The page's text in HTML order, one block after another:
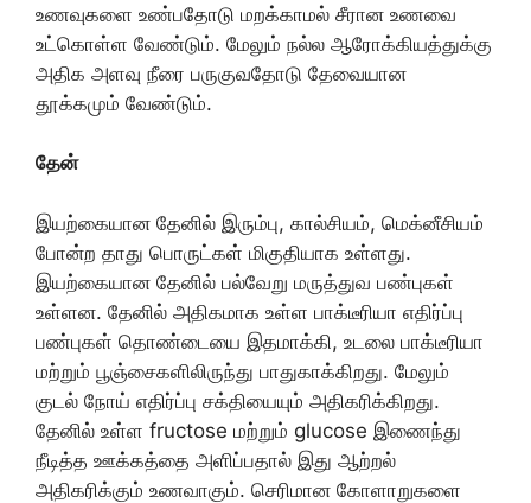
உணவுகளை உண்பதோடு மறக்காமல் சீரான உணவை
உட்கொள்ள வேண்டும். மேலும் நல்ல ஆரோக்கியத்துக்கு
அதிக அளவு நீரை பருகுவதோடு தேவையான
தூக்கமும் வேண்டும்.
தேன்
இயற்கையான தேனில் இரும்பு, கால்சியம், மெக்னீசியம்
போன்ற தாது பொருட்கள் மிகுதியாக உள்ளது.
இயற்கையான தேனில் பல்வேறு மருத்துவ பண்புகள்
உள்ளன. தேனில் அதிகமாக உள்ள பாக்டீரியா எதிர்ப்பு
பண்புகள் தொண்டையை இதமாக்கி, உடலை பாக்டீரியா
மற்றும் பூஞ்சைகளிலிருந்து பாதுகாக்கிறது. மேலும்
குடல் நோய் எதிர்ப்பு சக்தியையும் அதிகரிக்கிறது.
தேனில் உள்ள fructose மற்றும் glucose இணைந்து
நீடித்த ஊக்கத்தை அளிப்பதால் இது ஆற்றல்
அதிகரிக்கும் உணவாகும். செரிமான கோளாறுகளை